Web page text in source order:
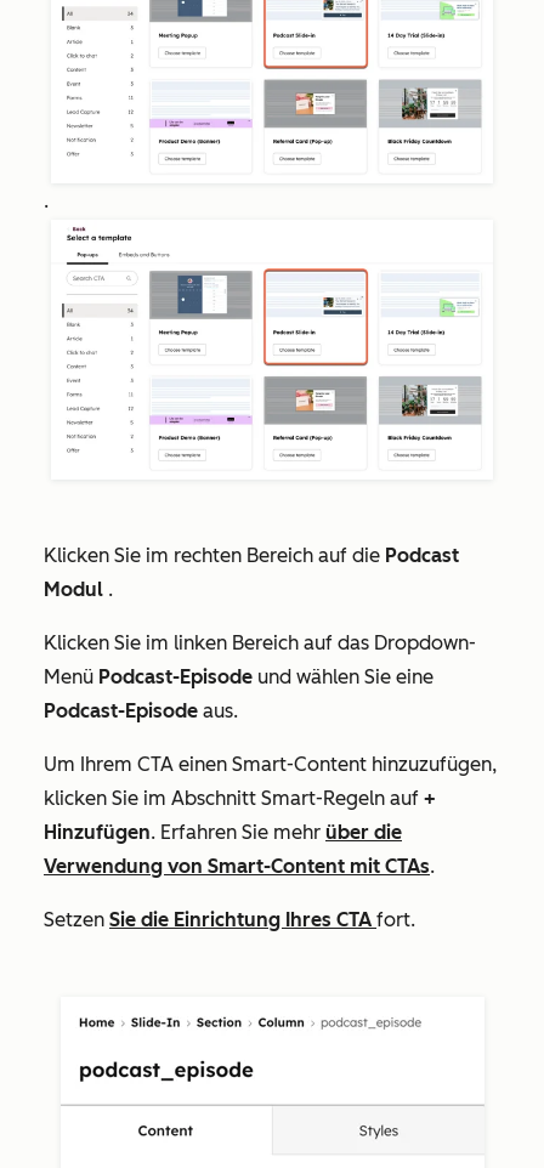
.
Klicken Sie im rechten Bereich auf die Podcast
Modul .
Klicken Sie im linken Bereich auf das Dropdown-
Menü Podcast-Episode und wählen Sie eine
Podcast-Episode aus.
Um Ihrem CTA einen Smart-Content hinzuzufügen,
klicken Sie im Abschnitt Smart-Regeln auf +
Hinzufügen. Erfahren Sie mehr über die
Verwendung von Smart-Content mit CTAs.
Setzen Sie die Einrichtung Ihres CTA fort.